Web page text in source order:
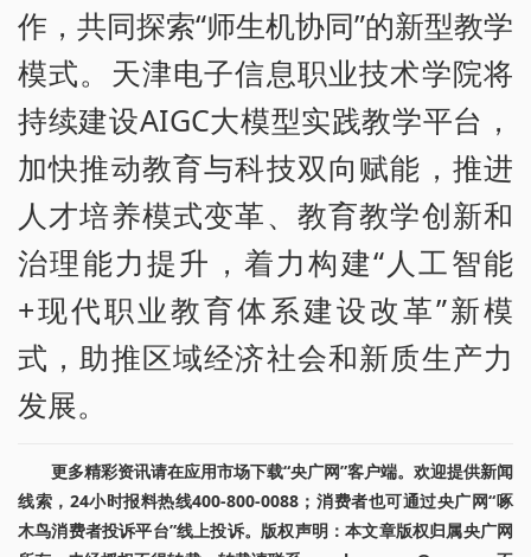
作，共同探索“师生机协同”的新型教学
模式。天津电子信息职业技术学院将
持续建设AIGC大模型实践教学平台，
加快推动教育与科技双向赋能，推进
人才培养模式变革、教育教学创新和
治理能力提升，着力构建“人工智能
+现代职业教育体系建设改革”新模
式，助推区域经济社会和新质生产力
发展。
更多精彩资讯请在应用市场下载“央广网”客户端。欢迎提供新闻
线索，24小时报料热线400-800-0088；消费者也可通过央广网“啄
木鸟消费者投诉平台”线上投诉。版权声明：本文章版权归属央广网